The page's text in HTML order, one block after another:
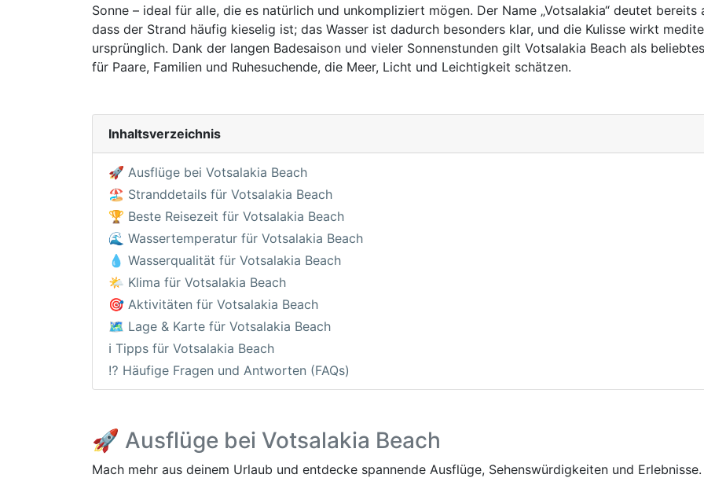
Sonne – ideal für alle, die es natürlich und unkompliziert mögen. Der Name „Votsalakia“ deutet bereits
dass der Strand häufig kieselig ist; das Wasser ist dadurch besonders klar, und die Kulisse wirkt
ursprünglich. Dank der langen Badesaison und vieler Sonnenstunden gilt Votsalakia Beach als
für Paare, Familien und Ruhesuchende, die Meer, Licht und Leichtigkeit schätzen.
Inhaltsverzeichnis
🚀 Ausflüge bei Votsalakia Beach
🏖️ Stranddetails für Votsalakia Beach
🏆 Beste Reisezeit für Votsalakia Beach
🌊 Wassertemperatur für Votsalakia Beach
💧 Wasserqualität für Votsalakia Beach
🌤️ Klima für Votsalakia Beach
🎯 Aktivitäten für Votsalakia Beach
🗺️ Lage & Karte für Votsalakia Beach
ℹ️ Tipps für Votsalakia Beach
⁉️ Häufige Fragen und Antworten (FAQs)
🚀 Ausflüge bei Votsalakia Beach
Mach mehr aus deinem Urlaub und entdecke spannende Ausflüge, Sehenswürdigkeiten und Erlebnisse.